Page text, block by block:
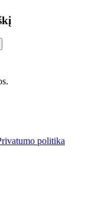
politika